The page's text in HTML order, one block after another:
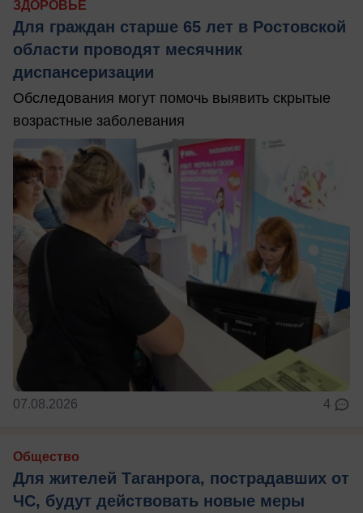
ЗДОРОВЬЕ
Для граждан старше 65 лет в Ростовской
области проводят месячник
диспансеризации
Обследования могут помочь выявить скрытые
возрастные заболевания
07.08.2026 4
Общество
Для жителей Таганрога, пострадавших от
ЧС, будут действовать новые меры